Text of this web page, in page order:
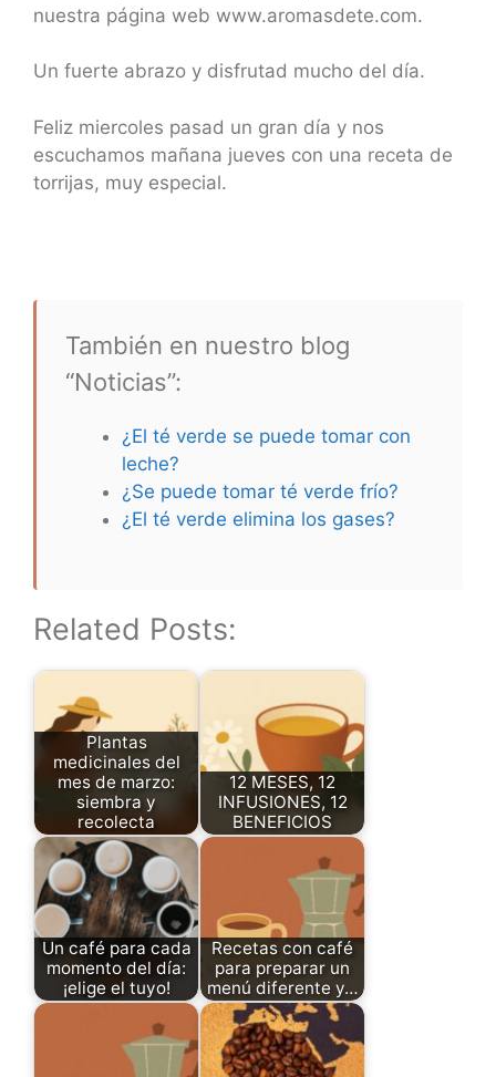
nuestra página web www.aromasdete.com.
Un fuerte abrazo y disfrutad mucho del día.
Feliz miercoles pasad un gran día y nos
escuchamos mañana jueves con una receta de
torrijas, muy especial.
También en nuestro blog
“Noticias”:
¿El té verde se puede tomar con
leche?
¿Se puede tomar té verde frío?
¿El té verde elimina los gases?
Related Posts:
Plantas
medicinales del
mes de marzo:
siembra y
recolecta
12 MESES, 12
INFUSIONES, 12
BENEFICIOS
Un café para cada
momento del día:
¡elige el tuyo!
Recetas con café
para preparar un
menú diferente y…